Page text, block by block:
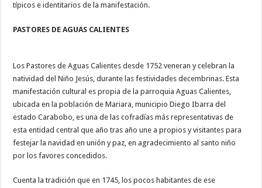
típicos e identitarios de la manifestación.
PASTORES DE AGUAS CALIENTES
Los Pastores de Aguas Calientes desde 1752 veneran y celebran la
natividad del Niño Jesús, durante las festividades decembrinas. Esta
manifestación cultural es propia de la parroquia Aguas Calientes,
ubicada en la población de Mariara, municipio Diego Ibarra del
estado Carabobo, es una de las cofradías más representativas de
esta entidad central que año tras año une a propios y visitantes para
festejar la navidad en unión y paz, en agradecimiento al santo niño
por los favores concedidos.
Cuenta la tradición que en 1745, los pocos habitantes de ese